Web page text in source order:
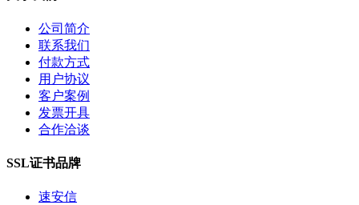
公司简介
联系我们
付款方式
用户协议
客户案例
发票开具
合作洽谈
SSL证书品牌
速安信